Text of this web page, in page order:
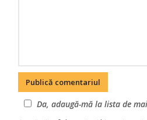
Da, adaugă-mă la lista de